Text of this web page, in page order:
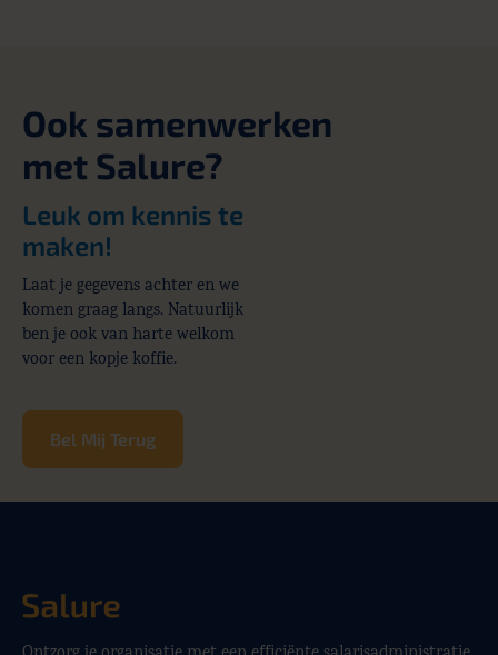
Ook samenwerken
met Salure?
Leuk om kennis te
maken!
Laat je gegevens achter en we
komen graag langs. Natuurlijk
ben je ook van harte welkom
voor een kopje koffie.
Bel Mij Terug